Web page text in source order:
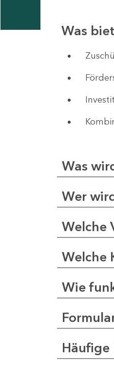
Was
Was
Wer
Welche
Welche
Wie
Häufige